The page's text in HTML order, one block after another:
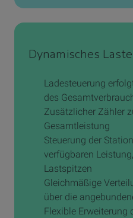
Dynamisches
Ladesteuerung
des
Zusätzlicher Zähler
Gesamtleistung
Steuerung der
verfügbaren
Lastspitzen
Gleichmäßige
über die
Flexible Erweiterung